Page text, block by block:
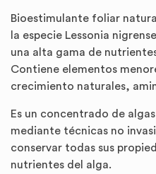
Bioestimulante foliar
la especie Lessonia
una alta gama de
Contiene elementos
crecimiento naturales,
Es un concentrado de
mediante técnicas no
conservar todas sus
nutrientes del alga.